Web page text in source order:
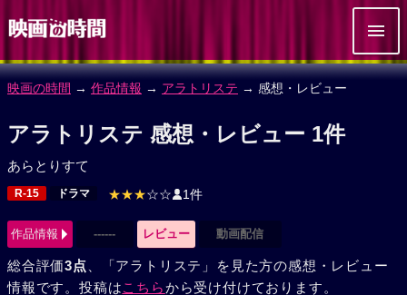
映画の時間 → 作品情報 → アラトリステ → 感想・レビュー
アラトリステ 感想・レビュー 1件
あらとりすて
R-15 ドラマ ★★★☆☆ 1件
作品情報 ------ レビュー 動画配信
総合評価3点 、「アラトリステ」を見た方の感想・レビュー
情報です。投稿はこちらから受け付けております。